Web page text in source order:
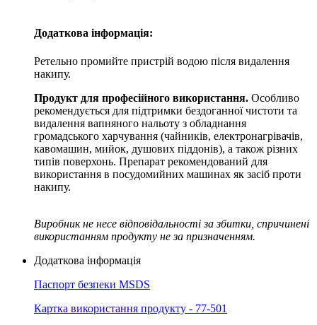
Додаткова інформація:
Ретельно промийте пристрій водою після видалення
накипу.
Продукт для професійного використання. Особливо
рекомендується для підтримки бездоганної чистоти та
видалення вапняного нальоту з обладнання
громадського харчування (чайників, електронагрівачів,
кавомашин, мийок, душових піддонів), а також різних
типів поверхонь. Препарат рекомендований для
використання в посудомийних машинах як засіб проти
накипу.
Виробник не несе відповідальності за збитки, спричинені
використанням продукту не за призначенням.
Додаткова інформація
Паспорт безпеки MSDS
Картка використання продукту - 77-501